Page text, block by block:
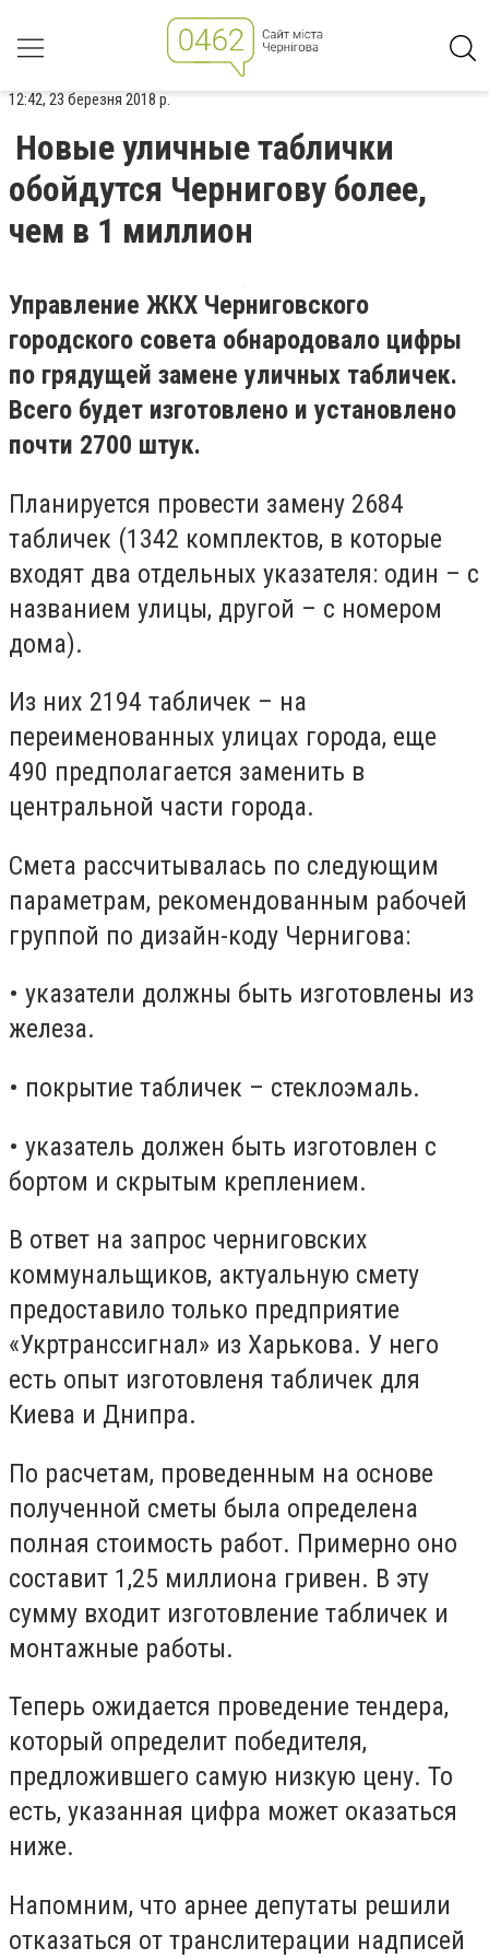
12:42, 23 березня 2018 р.
Новые уличные таблички
обойдутся Чернигову более,
чем в 1 миллион
Управление ЖКХ Черниговского
городского совета обнародовало цифры
по грядущей замене уличных табличек.
Всего будет изготовлено и установлено
почти 2700 штук.
Планируется провести замену 2684
табличек (1342 комплектов, в которые
входят два отдельных указателя: один – с
названием улицы, другой – с номером
дома).
Из них 2194 табличек – на
переименованных улицах города, еще
490 предполагается заменить в
центральной части города.
Смета рассчитывалась по следующим
параметрам, рекомендованным рабочей
группой по дизайн-коду Чернигова:
• указатели должны быть изготовлены из
железа.
• покрытие табличек – стеклоэмаль.
• указатель должен быть изготовлен с
бортом и скрытым креплением.
В ответ на запрос черниговских
коммунальщиков, актуальную смету
предоставило только предприятие
«Укртранссигнал» из Харькова. У него
есть опыт изготовленя табличек для
Киева и Днипра.
По расчетам, проведенным на основе
полученной сметы была определена
полная стоимость работ. Примерно оно
составит 1,25 миллиона гривен. В эту
сумму входит изготовление табличек и
монтажные работы.
Теперь ожидается проведение тендера,
который определит победителя,
предложившего самую низкую цену. То
есть, указанная цифра может оказаться
ниже.
Напомним, что арнее депутаты решили
отказаться от транслитерации надписей